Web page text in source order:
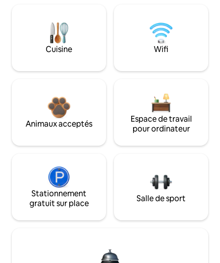
Cuisine Wifi
Animaux acceptés
Espace de travail
pour ordinateur
Stationnement
gratuit sur place
Salle de sport